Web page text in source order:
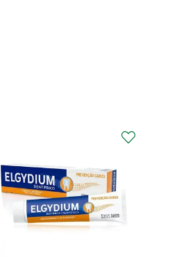
Curaprox Surgical
Escova Dentes Mega
Soft